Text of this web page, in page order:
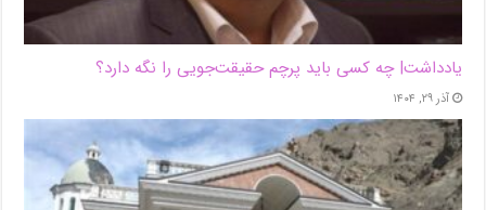
یادداشت| ‌چه کسی باید پرچم حقیقت‌جویی را نگه دارد؟
آذر ۲۹, ۱۴۰۴